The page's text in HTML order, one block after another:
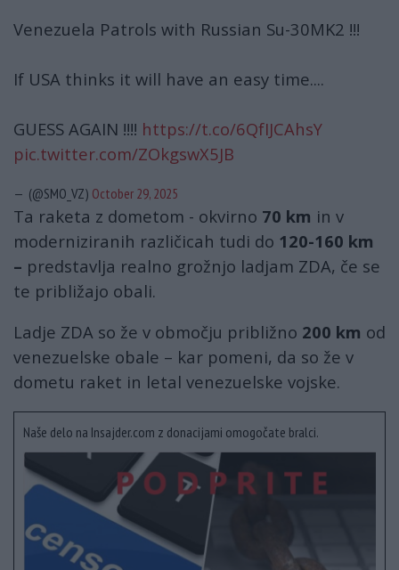
Venezuela Patrols with Russian Su-30MK2 !!!
If USA thinks it will have an easy time....
GUESS AGAIN !!!! https://t.co/6QfIJCAhsY
pic.twitter.com/ZOkgswX5JB
— (@SMO_VZ) October 29, 2025
Ta raketa z dometom ­- okvirno 70 km in v
moderniziranih različicah tudi do 120-160 km
– predstavlja realno grožnjo ladjam ZDA, če se
te približajo obali.
Ladje ZDA so že v območju približno 200 km od
venezuelske obale – kar pomeni, da so že v
dometu raket in letal venezuelske vojske.
Naše delo na Insajder.com z donacijami omogočate bralci.